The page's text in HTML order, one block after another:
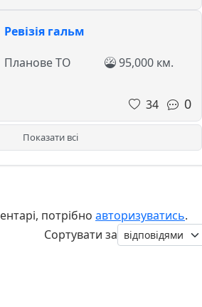
Ревізія гальм
Планове ТО 95,000 км.
34 0
Показати всі
потрібно авторизуватись.
Сортувати за